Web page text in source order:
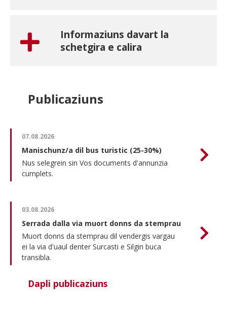
Informaziuns davart la
schetgira e calira
Publicaziuns
07.08.2026
Manischunz/a dil bus turistic (25-30%)
Nus selegrein sin Vos documents d'annunzia
cumplets.
03.08.2026
Serrada dalla via muort donns da stemprau
Muort donns da stemprau dil vendergis vargau
ei la via d'uaul denter Surcasti e Silgin buca
transibla.
Dapli publicaziuns